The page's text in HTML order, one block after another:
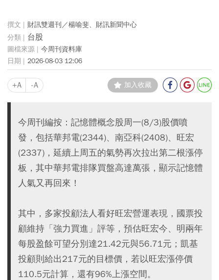
財訊雙週刊／楊喻斐、財訊新聞中心
台股
今周刊資料庫
2026-08-03 12:06
+A -A 加入收藏
今周刊編按：記憶體概念股周一(8/3)股價噴
發，包括華邦電(2344)、南亞科(2408)、旺宏
(2337)，延續上周五的氣勢再次拉出第二根漲停
板，其中華邦電排隊買盤高達萬張，顯示記憶體
人氣又再回來！
其中，多家投顧法人看好旺宏營運表現，國票投
顧維持「強力買進」評等，預估旺宏今、明兩年
每股盈餘可望分別達21.42元與56.71元；凱基
投顧則給出217元的目標價，若以旺宏漲停價
110.5元計算，還有96%上漲空間。